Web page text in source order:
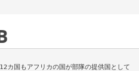
カ国もアフリカの国が部隊の提供国として